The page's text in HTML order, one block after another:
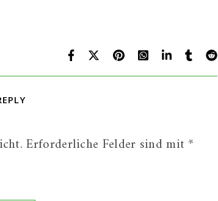
Erforderliche Felder sind mit*